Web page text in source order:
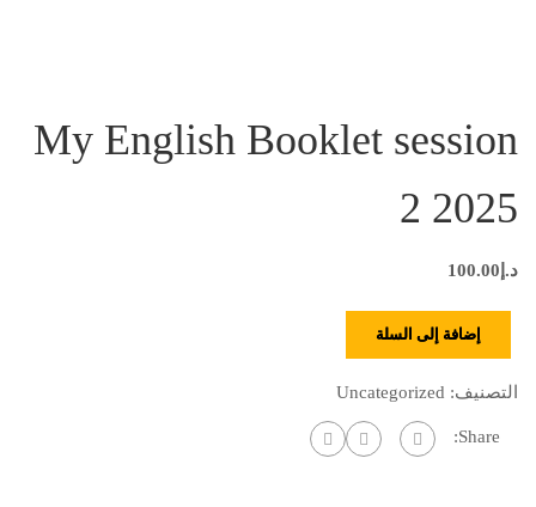
My English Booklet session
2 2025
د.إ 100.00
إضافة إلى السلة
التصنيف: Uncategorized
Share: